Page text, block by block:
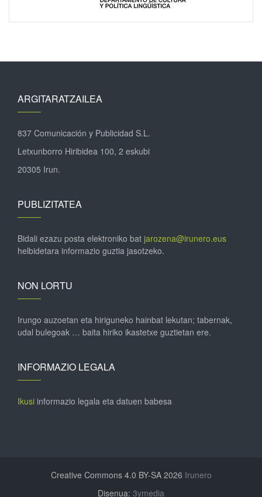
ARGITARATZAILEA
837 Comunicación y Publicidad S.L.
Letxunborro Hiribidea 100, 2 eskubi
20305 Irun.
PUBLIZITATEA
Bidali ezazu posta elektroniko bat jarozena@irunero.eus
helbidetara informazio guztia jasotzeko.
NON LORTU
Irungo auzoetan eta hiriguneko hainbat lekutan; tabernak,
udal bulegoak … baita hiriko ikastetxe guztietan ere.
INFORMAZIO LEGALA
Ikusi informazio legala eta datuen babesa
Creative Commons 4.0 BY-SA 2026 Irunero
Disenua: 3ymedia